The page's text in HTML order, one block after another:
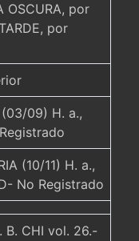
OSCURA, por
por
(03/09) H. a.,
(10/11) H. a.,
No Registrado
B. CHI vol. 26.-